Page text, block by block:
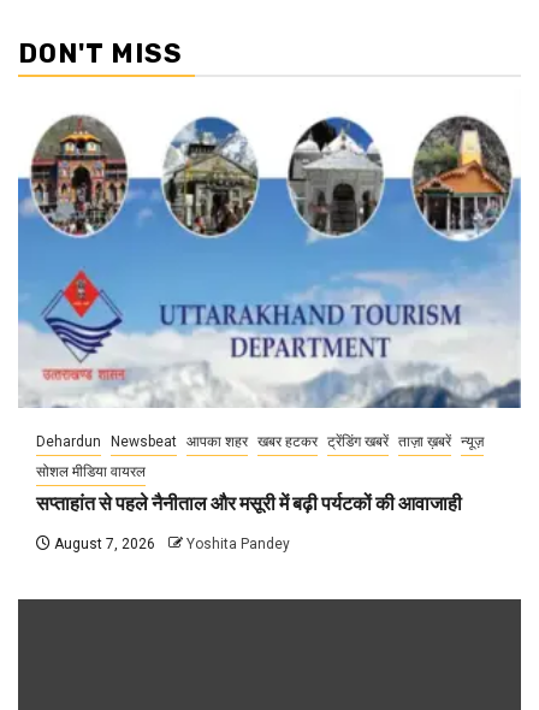
DON'T MISS
Dehardun Newsbeat आपका शहर खबर हटकर ट्रेंडिंग खबरें ताज़ा ख़बरें न्यूज़
सोशल मीडिया वायरल
सप्ताहांत से पहले नैनीताल और मसूरी में बढ़ी पर्यटकों की आवाजाही
August 7, 2026 Yoshita Pandey